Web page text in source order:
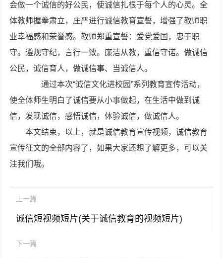
会做一个诚信的好公民，使诚信扎根于每个人的心灵。全
体教师握拳肃立，庄严进行诚信教育宣誓，增强了教师职
业幸福感和荣誉感。教师郑重宣誓：爱党爱国，忠于职
守。遵规守纪，言行一致。廉洁从教，重信守诺。做诚信
公民，诚信育人，做诚信事、当诚信人。
通过本次“诚信文化进校园”系列教育宣传活动，
使全体师生明白了诚信要从小事做起，在生活中做到诚
信，发现诚信，感悟诚信，体验诚信，做诚信人。
本文结束，以上，就是诚信教育宣传视频，诚信教育
宣传征文的全部内容了，如果大家还想了解更多，可以关
注我们哦。
上一篇
诚信短视频短片(关于诚信教育的视频短片)
下一篇